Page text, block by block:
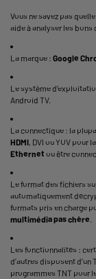
Vous ne savez pas
aide à analyser les
La marque : Google
Le système
Android TV.
La connectique : la
HDMI, DVI ou YUV pour
Ethernet ou être
Le format des fichiers
automatiquement
formats pris en charge
multimédia pas chère.
Les fonctionnalités :
d’autres disposent d’un
programmes TNT pour